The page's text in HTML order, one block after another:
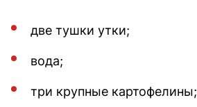
две тушки утки;
вода;
три крупные картофелины;